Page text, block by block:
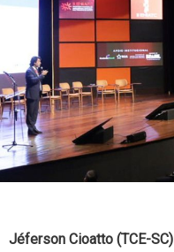
Jéferson Cioatto (TCE-SC)